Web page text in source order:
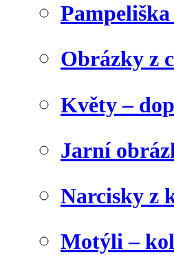
Obrázky z
Květy –
Jarní
Narcisky z
Motýli –